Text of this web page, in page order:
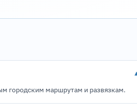
городским маршрутам и развязкам.